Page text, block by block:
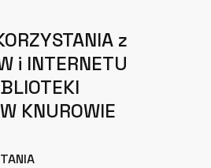
z
i INTERNETU
KNUROWIE